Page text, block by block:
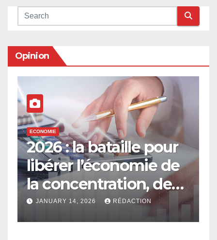
Opinion
ECONOMIE
2026 : la bataille pour
libérer l’économie de
la concentration, de
l’oligarchie et des
privilèges hérités
JANUARY 14, 2026 RÉDACTION